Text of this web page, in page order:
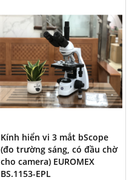
Kính hiển vi 3 mắt bScope
(đo trường sáng, có đầu chờ
cho camera) EUROMEX
BS.1153-EPL